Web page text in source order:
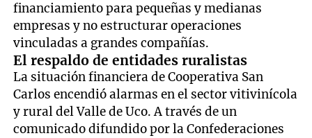
financiamiento para pequeñas y medianas
empresas y no estructurar operaciones
vinculadas a grandes compañías.
El respaldo de entidades ruralistas
La situación financiera de Cooperativa San
Carlos encendió alarmas en el sector vitivinícola
y rural del Valle de Uco. A través de un
comunicado difundido por la Confederaciones